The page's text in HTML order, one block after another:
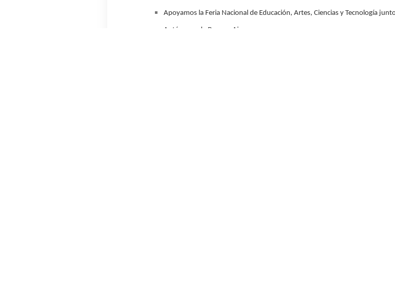
Apoyamos la Feria Nacional de Educación, Artes, Ciencias y Tecnología
Autónoma de Buenos Aires.